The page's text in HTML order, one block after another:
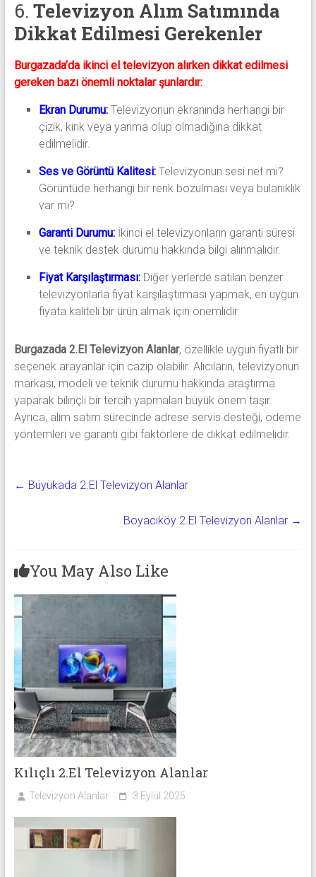
6. Televizyon Alım Satımında
Dikkat Edilmesi Gerekenler
Burgazada’da ikinci el televizyon alırken dikkat edilmesi
gereken bazı önemli noktalar şunlardır:
Ekran Durumu: Televizyonun ekranında herhangi bir
çizik, kırık veya yanma olup olmadığına dikkat
edilmelidir.
Ses ve Görüntü Kalitesi:Televizyonun sesi net mi?
Görüntüde herhangi bir renk bozulması veya bulanıklık
var mı?
Garanti Durumu:İkinci el televizyonların garanti süresi
ve teknik destek durumu hakkında bilgi alınmalıdır.
Fiyat Karşılaştırması:Diğer yerlerde satılan benzer
televizyonlarla fiyat karşılaştırması yapmak, en uygun
fiyata kaliteli bir ürün almak için önemlidir.
Burgazada 2.El Televizyon Alanlar, özellikle uygun fiyatlı bir
seçenek arayanlar için cazip olabilir. Alıcıların, televizyonun
markası, modeli ve teknik durumu hakkında araştırma
yaparak bilinçli bir tercih yapmaları büyük önem taşır.
Ayrıca, alım satım sürecinde adrese servis desteği, ödeme
yöntemleri ve garanti gibi faktörlere de dikkat edilmelidir.
← Büyükada 2.El Televizyon Alanlar
Boyacıköy 2.El Televizyon Alanlar →
You May Also Like
Kılıçlı 2.El Televizyon Alanlar
Televizyon Alanlar 3 Eylül 2025